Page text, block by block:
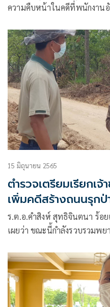
ความคืบหน้าในคดีที่พนักงาน
ร่วมบุกรุกที่ดินป่าสงวนแห่งช
2545 ที่มีรายงานว่าคดีได้หม
นั้น
15 มิถุนายน 2565
ตำรวจเตรียมเรียกเ
เพิ่มคดีสร้างถนนรุก
ร.ต.อ.คำสิงห์ สุทธิจินตนา ร้อ
เผยว่า ขณะนี้กำลังรวบรวมพยานหลักฐานในที่เกิดเหตุ และ
เติม ส่วนข้อกล่าวหายังรวบรว
ในการบุกรุกป่าก่อสร้างถนนดัง